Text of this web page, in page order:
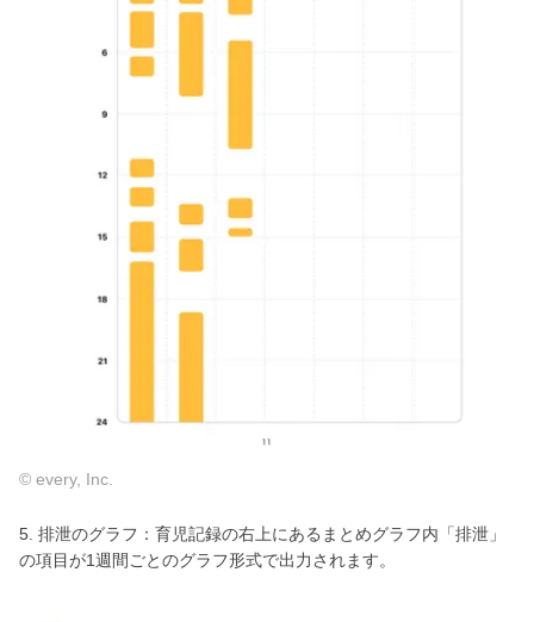
© every, Inc.
5. 排泄のグラフ：育児記録の右上にあるまとめグラフ内「排泄」
の項目が1週間ごとのグラフ形式で出力されます。